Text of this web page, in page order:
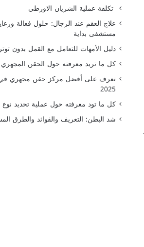
تكلفة عملية الشريان الاورطي
علاج العقم عند الرجال: حلول فعالة
مستشفى بداية
دليل الأمهات للتعامل مع القمل بدون
كل ما تريد معرفته حول الحقن
تعرف على أفضل مركز حقن مجهري
2025
كل ما تود معرفته حول عملية تحديد نوع
شد البطن: التعريف والفوائد والطرق